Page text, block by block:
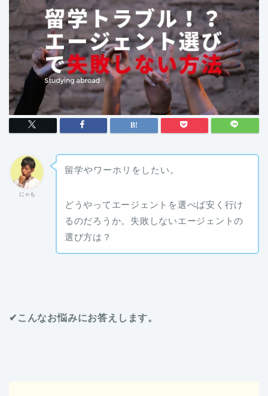
にゃも
留学やワーホリをしたい。
どうやってエージェントを選べば安く行け
るのだろうか。失敗しないエージェントの
選び方は？
✔こんなお悩みにお答えします。